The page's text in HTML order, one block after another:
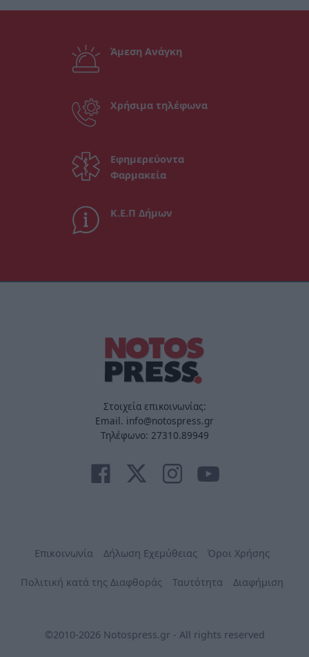
Άμεση Ανάγκη
Χρήσιμα τηλέφωνα
Εφημερεύοντα
Φαρμακεία
Κ.Ε.Π Δήμων
Στοιχεία επικοινωνίας:
Email. info@notospress.gr
Τηλέφωνο: 27310.89949
Επικοινωνία Δήλωση Εχεμύθειας Όροι Χρήσης
Πολιτική κατά της Διαφθοράς Ταυτότητα Διαφήμιση
©2010-2026 Notospress.gr - All rights reserved